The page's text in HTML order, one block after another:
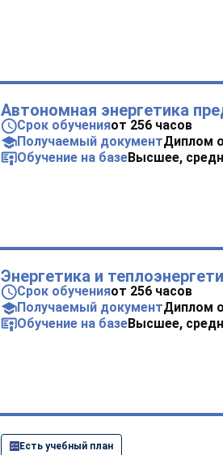
Автономная энергетика
Срок обученияот 256 часов
Получаемый документДиплом
Обучение на базеВысшее,
Энергетика и
Срок обученияот 256 часов
Получаемый документДиплом
Обучение на базеВысшее,
Есть учебный план